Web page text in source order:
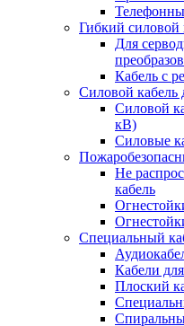
Гибкий силовой
Для
Кабель с
Силовой кабель
Силовой
кВ)
Силовые
Не
кабель
Специальный
Кабели
Плоский